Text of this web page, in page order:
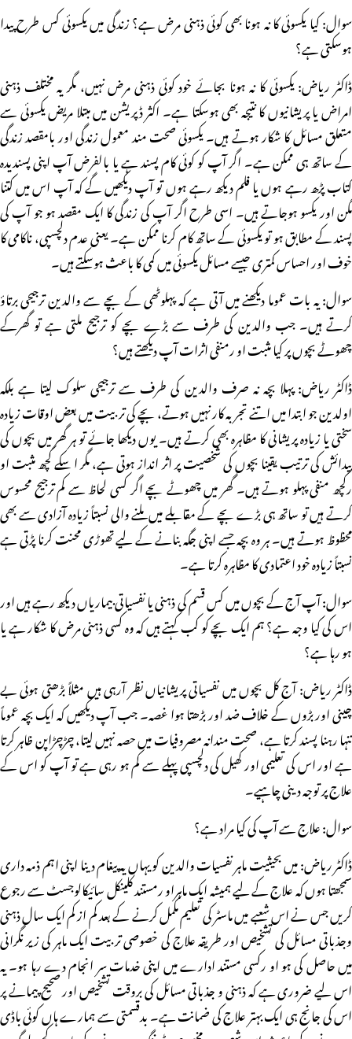
سوال: کیا یکسوئی کا نہ ہونا بھی کوئی ذہنی مرض ہے؟ زندگی میں یکسوئی کس طرح پیدا
ہوسکتی ہے؟
ڈاکٹر ریاض: یکسوئی کا نہ ہونا بجائے خود کوئی ذہنی مرض نہیں، مگر یہ مختلف ذہنی
امراض یا پریشانیوں کا نتیجہ بھی ہوسکتا ہے۔ اکثر ڈپریشن میں مبتلا مریض یکسوئی سے
متعلق مسائل کا شکار ہوتے ہیں۔ یکسوئی صحت مند معمول زندگی اور بامقصد زندگی
کے ساتھ ہی ممکن ہے۔ اگر آپ کو کوئی کام پسند ہے یا بالفرض آپ اپنی پسندیدہ
کتاب پڑھ رہے ہوں یا فلم دیکھ رہے ہوں تو آپ دیکھیں گے کہ آپ اس میں کتنا
مگن اور یکسو ہوجاتے ہیں۔ اسی طرح اگر آپ کی زندگی کا ایک مقصد ہو جو آپ کی
پسند کے مطابق ہو تو یکسوئی کے ساتھ کام کرنا ممکن ہے۔ یعنی عدم دلچسپی، ناکامی کا
خوف اور احساس کمتری جیسے مسائل یکسوئی میں کمی کا باعث ہوسکتے ہیں۔
سوال: یہ بات عموما دیکھنے میں آتی ہے کہ پہلوٹھی کے بچے سے والدین ترجیحی برتاؤ
کرتے ہیں۔ جب والدین کی طرف سے بڑے بچے کو ترجیح ملتی ہے تو گھرکے
چھوٹے بچوں پر کیا مثبت او رمنفی اثرات آپ دیکھتے ہیں؟
ڈاکٹر ریاض: پہلا بچہ نہ صرف والدین کی طرف سے ترجیحی سلوک لیتا ہے بلکہ
اولدین جو ابتدا میں اتنے تجربہ کار نہیں ہوتے، بچے کی تربیت میں بعض اوقات زیادہ
سختی یا زیادہ پریشانی کا مظاہرہ بھی کرتے ہیں۔ یوں دیکھا جائے تو ہر گھر میں بچوں کی
پیدائش کی ترتیب یقینا بچوں کی شخصیت پر اثر انداز ہوتی ہے، مگر ا سکے کچھ مثبت او
رکچھ منفی پہلو ہوتے ہیں۔ گھر میں چھوٹے بچے اگر کسی لحاظ سے کم ترجیح محسوس
کرتے ہیں تو ساتھ ہی بڑے بچے کے مقابلے میں ملنے والی نسبتاً زیادہ آزادی سے بھی
محظوظ ہوتے ہیں۔ ہر وہ بچہ جسے اپنی جگہ بنانے کے لیے تھوڑی محنت کرنا پڑتی ہے
نسبتاً زیادہ خود اعتمادی کا مظاہرہ کرتا ہے۔
سوال: آپ آج کے بچوں میں کس قسم کی ذہنی یا نفسیاتی بیماریاں دیکھ رہے ہیں اور
اس کی کیا وجہ ہے؟ ہم ایک بچے کو کب کہتے ہیں کہ وہ کسی ذہنی مرض کا شکار ہے یا
ہو رہا ہے؟
ڈاکٹر ریاض: آج کل بچوں میں نفسیاتی پریشانیاں نظر آرہی ہیں مثلاً بڑھتی ہوئی بے
چینی اور بڑوں کے خلاف ضد اور بڑھتا ہوا غصہ۔ جب آپ دیکھیں کہ ایک بچہ عموماً
تنہا رہنا پسند کرتا ہے، صحت مندانہ مصروفیات میں حصہ نہیں لیتا، چڑچڑاپن ظاہر کرتا
ہے اور اس کی تعلیمی اور کھیل کی دلچسپی پہلے سے کم ہو رہی ہے تو آپ کو اس کے
علاج پر توجہ دینی چاہیے۔
سوال: علاج سے آپ کی کیا مراد ہے؟
ڈاکٹر ریاض: میں بحیثیت ماہر نفسیات والدین کو یہاں یہ پیغام دینا اپنی اہم ذمہ داری
سمجھتا ہوں کہ علاج کے لیے ہمیشہ ایک ماہراو رمستند کلینکل سائیکالوجسٹ سے رجوع
کریں جس نے اس شعبے میں ماسٹر کی تعلیم مکمل کرنے کے بعد کم از کم ایک سال ذہنی
وجذباتی مسائل کی تشخیص اور طریقہ علاج کی خصوصی تربیت ایک ماہر کی زیر نگرانی
میں حاصل کی ہو او رکسی مستند ادارے میں اپنی خدمات سر انجام دے رہا ہو۔ یہ
اس لیے ضروری ہے کہ ذہنی و جذباتی مسائل کی بروقت تشخیص اور صحیح پیمانے پر
اس کی جانج ہی ایک بہتر علاج کی ضمانت ہے۔ بدقسمتی سے ہمارے ہاں کوئی باڈی